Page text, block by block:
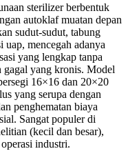
sterilizer berbentuk
autoklaf muatan depan
sudut-sudut, tabung
mencegah adanya
yang lengkap tanpa
gagal yang kronis. Model
16×16 dan 20×20
yang serupa dengan
penghematan biaya
Sangat populer di
(kecil dan besar),
industri.